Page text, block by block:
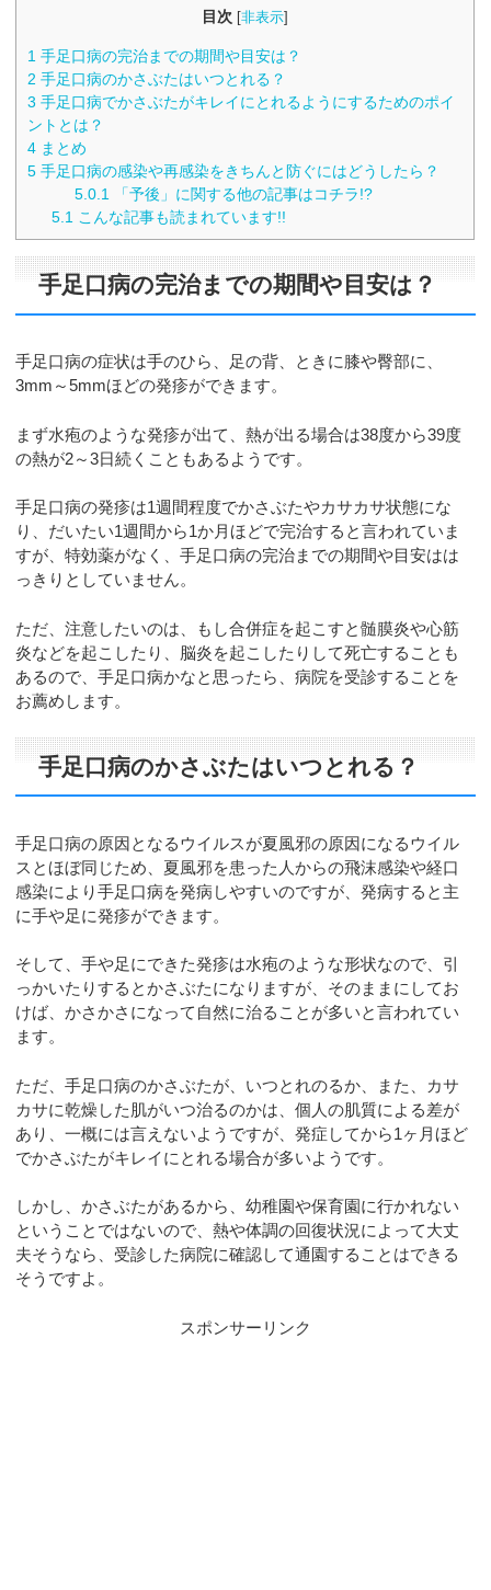
目次 [非表示]
1 手足口病の完治までの期間や目安は？
2 手足口病のかさぶたはいつとれる？
3 手足口病でかさぶたがキレイにとれるようにするためのポイ
ントとは？
4 まとめ
5 手足口病の感染や再感染をきちんと防ぐにはどうしたら？
5.0.1
「予後」に関する他の記事はコチラ!?
5.1 こんな記事も読まれています!!
手足口病の完治までの期間や目安は？
手足口病の症状は手のひら、足の背、ときに膝や臀部に、
3mm～5mmほどの発疹ができます。
まず水疱のような発疹が出て、熱が出る場合は38度から39度
の熱が2～3日続くこともあるようです。
手足口病の発疹は1週間程度でかさぶたやカサカサ状態にな
り、だいたい1週間から1か月ほどで完治すると言われていま
すが、特効薬がなく、手足口病の完治までの期間や目安はは
っきりとしていません。
ただ、注意したいのは、もし合併症を起こすと髄膜炎や心筋
炎などを起こしたり、脳炎を起こしたりして死亡することも
あるので、手足口病かなと思ったら、病院を受診することを
お薦めします。
手足口病のかさぶたはいつとれる？
手足口病の原因となるウイルスが夏風邪の原因になるウイル
スとほぼ同じため、夏風邪を患った人からの飛沫感染や経口
感染により手足口病を発病しやすいのですが、発病すると主
に手や足に発疹ができます。
そして、手や足にできた発疹は水疱のような形状なので、引
っかいたりするとかさぶたになりますが、そのままにしてお
けば、かさかさになって自然に治ることが多いと言われてい
ます。
ただ、手足口病のかさぶたが、いつとれのるか、また、カサ
カサに乾燥した肌がいつ治るのかは、個人の肌質による差が
あり、一概には言えないようですが、発症してから1ヶ月ほど
でかさぶたがキレイにとれる場合が多いようです。
しかし、かさぶたがあるから、幼稚園や保育園に行かれない
ということではないので、熱や体調の回復状況によって大丈
夫そうなら、受診した病院に確認して通園することはできる
そうですよ。
スポンサーリンク